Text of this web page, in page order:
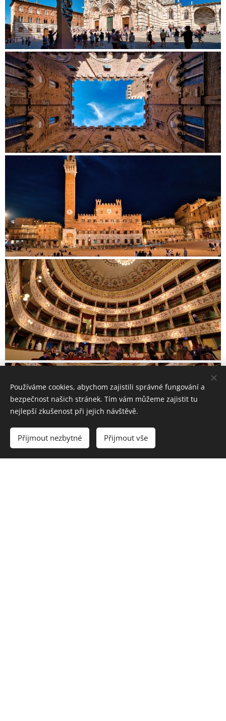
Používáme cookies, abychom zajistili správné fungování a
bezpečnost našich stránek. Tím vám můžeme zajistit tu
nejlepší zkušenost při jejich návštěvě.
Přijmout nezbytné Přijmout vše